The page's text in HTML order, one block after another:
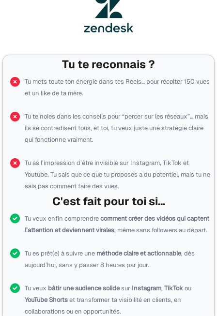
Tu te reconnais ?
Tu mets toute ton énergie dans tes Reels… pour récolter 150 vues
et un like de ta mère.
Tu te noies dans les conseils pour “percer sur les réseaux”… mais
ils se contredisent tous, et toi, tu veux juste une stratégie claire
qui fonctionne vraiment.
Tu as l’impression d’être invisible sur Instagram, TikTok et
Youtube. Tu sais que ce que tu proposes a du potentiel, mais tu ne
sais pas comment faire des vues.
C'est fait pour toi si...
Tu veux enfin comprendrecomment créer des vidéos qui captent
l’attention et deviennent virales, même sans followers au départ.
Tu es prêt(e) à suivre une méthode claire et actionnable, dès
aujourd’hui, sans y passer 8 heures par jour.
Tu veux bâtir une audience solidesur Instagram, TikTokou
YouTube Shortset transformer ta visibilité en clients, en
collaborations ou en opportunités.